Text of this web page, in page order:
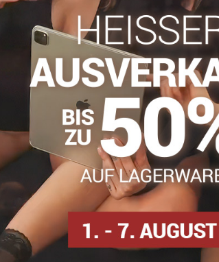
Beschreibung Bewertungen 0
weichen Gummizug, der nicht auf das
Kniestrümpfe aus Silikon